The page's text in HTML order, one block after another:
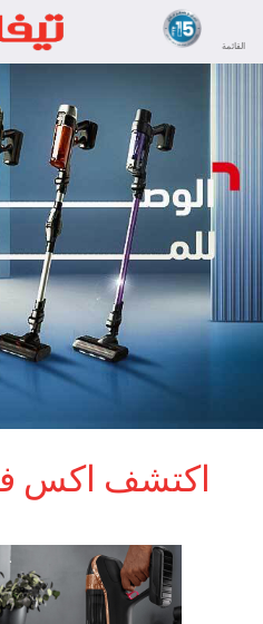
القائمة
اكتشف اكس